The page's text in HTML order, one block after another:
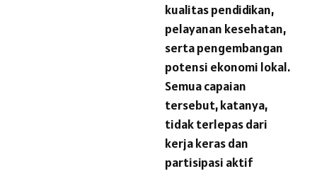
kualitas pendidikan,
pelayanan kesehatan,
serta pengembangan
potensi ekonomi lokal.
Semua capaian
tersebut, katanya,
tidak terlepas dari
kerja keras dan
partisipasi aktif